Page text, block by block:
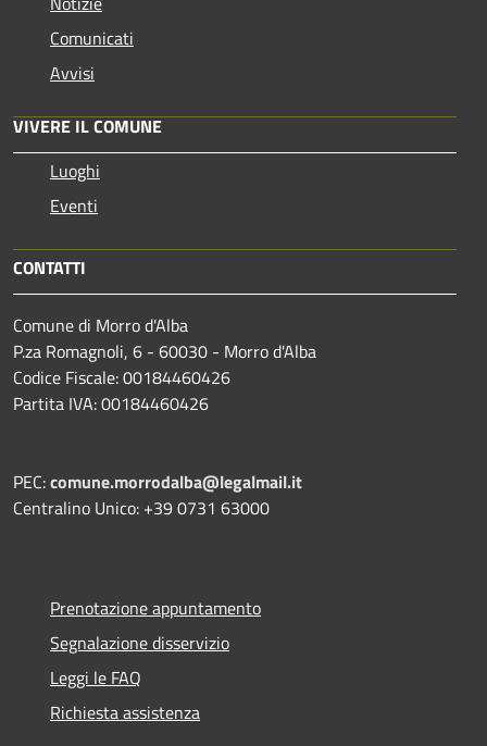
Comunicati
Avvisi
VIVERE IL COMUNE
Luoghi
Eventi
CONTATTI
Comune di Morro d'Alba
P.za Romagnoli, 6 - 60030 - Morro d'Alba
Codice Fiscale: 00184460426
Partita IVA: 00184460426
PEC:comune.morrodalba@legalmail.it
Centralino Unico: +39 0731 63000
Prenotazione appuntamento
Segnalazione disservizio
Leggi le FAQ
Richiesta assistenza